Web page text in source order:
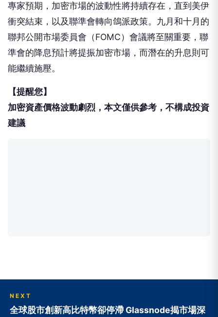
專家預期，加密市場的波動性將持續存在，直到美伊
衝突結束，以及聯準會轉向鴿派政策。九月和十月的
聯邦公開市場委員會（FOMC）會議將至關重要，聯
準會的降息預計將提振加密市場，而潛在的升息則可
能繼續施壓。
【提醒您】
加密資產價格波動劇烈，本文僅供參考，不構成投資
建議
NEXT
全球股市創新高比特幣卻停滯 Glassnode揭市場深